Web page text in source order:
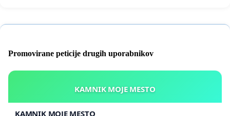
Promovirane peticije drugih uporabnikov
KAMNIK MOJE MESTO
KAMNIK MOJE MESTO